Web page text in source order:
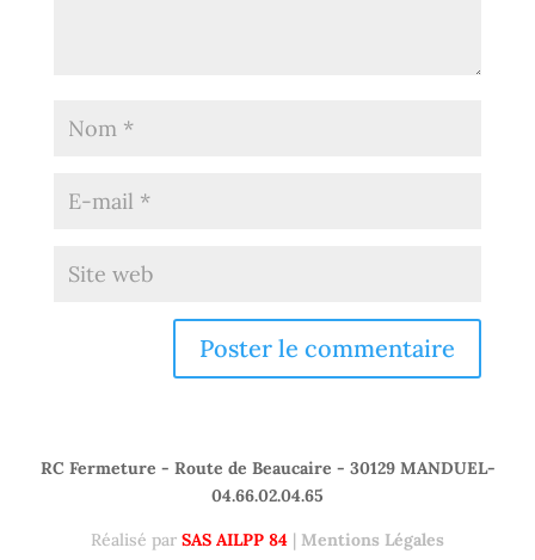
RC Fermeture - Route de Beaucaire - 30129 MANDUEL-
04.66.02.04.65
Réalisé par SAS AILPP 84 | Mentions Légales